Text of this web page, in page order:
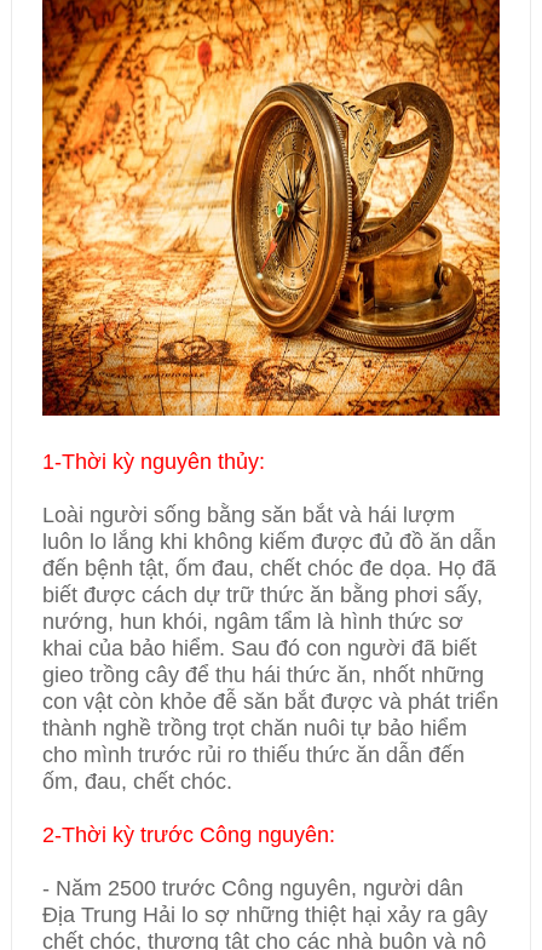
1-Thời kỳ nguyên thủy:
Loài người sống bằng săn bắt và hái lượm
luôn lo lắng khi không kiếm được đủ đồ ăn dẫn
đến bệnh tật, ốm đau, chết chóc đe dọa. Họ đã
biết được cách dự trữ thức ăn bằng phơi sấy,
nướng, hun khói, ngâm tẩm là hình thức sơ
khai của bảo hiểm. Sau đó con người đã biết
gieo trồng cây để thu hái thức ăn, nhốt những
con vật còn khỏe đễ săn bắt được và phát triển
thành nghề trồng trọt chăn nuôi tự bảo hiểm
cho mình trước rủi ro thiếu thức ăn dẫn đến
ốm, đau, chết chóc.
2-Thời kỳ trước Công nguyên:
- Năm 2500 trước Công nguyên, người dân
Địa Trung Hải lo sợ những thiệt hại xảy ra gây
chết chóc, thương tật cho các nhà buôn và nô